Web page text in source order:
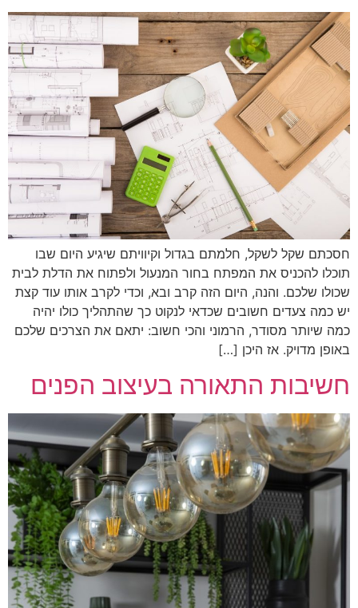
חסכתם שקל לשקל, חלמתם בגדול וקיוויתם שיגיע היום שבו
תוכלו להכניס את המפתח בחור המנעול ולפתוח את הדלת לבית
שכולו שלכם. והנה, היום הזה קרב ובא, וכדי לקרב אותו עוד קצת
יש כמה צעדים חשובים שכדאי לנקוט כך שהתהליך כולו יהיה
כמה שיותר מסודר, הרמוני והכי חשוב: יתאם את הצרכים שלכם
באופן מדויק. אז היכן […]
חשיבות התאורה בעיצוב הפנים